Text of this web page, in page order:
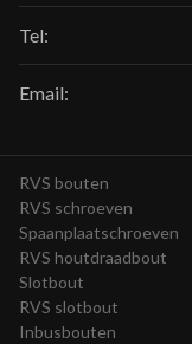
Tel:
Email:
RVS bouten
RVS schroeven
Spaanplaatschroeven
RVS houtdraadbout
Slotbout
RVS slotbout
Inbusbouten